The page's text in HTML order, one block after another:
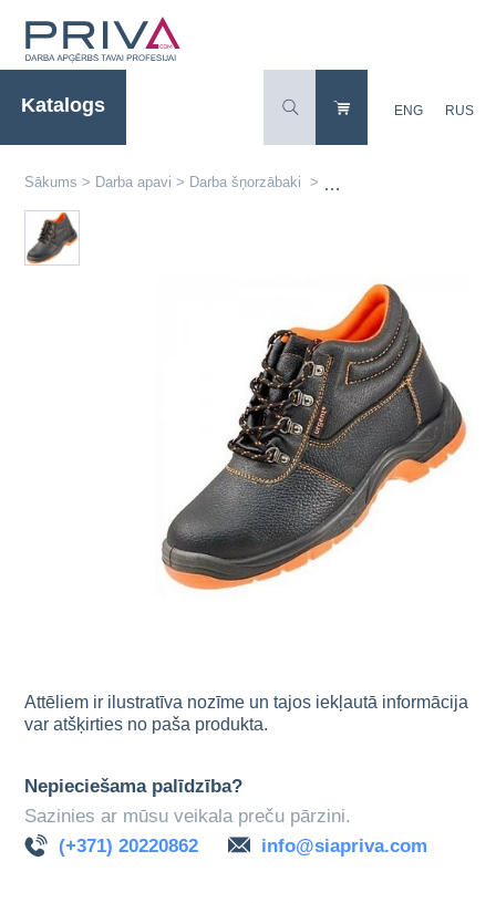
Katalogs ENG RUS
Sākums > Darba apavi > Darba šņorzābaki >
Attēliem ir ilustratīva nozīme un tajos iekļautā informācija
var atšķirties no paša produkta.
Nepieciešama palīdzība?
Sazinies ar mūsu veikala preču pārzini.
(+371) 20220862
info@siapriva.com